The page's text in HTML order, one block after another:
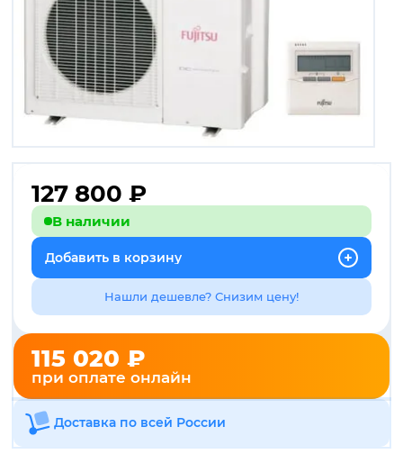
127 800 ₽
В наличии
Добавить в корзину
Нашли дешевле? Снизим цену!
115 020 ₽
при оплате онлайн
Доставка по всей России